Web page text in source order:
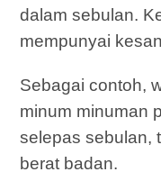
dalam sebulan.
mempunyai
Sebagai contoh,
minum minuman
selepas sebulan,
berat badan.